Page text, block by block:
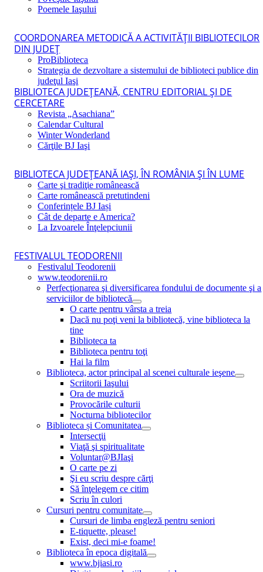
Poemele Iaşului
COORDONAREA METODICĂ A ACTIVITĂŢII BIBLIOTECILOR
DIN JUDEŢ
ProBiblioteca
Strategia de dezvoltare a sistemului de biblioteci publice din
judeţul Iaşi
BIBLIOTECA JUDEŢEANĂ, CENTRU EDITORIAL ŞI DE
CERCETARE
Revista „Asachiana”
Calendar Cultural
Winter Wonderland
Cărţile BJ Iaşi
BIBLIOTECA JUDEŢEANĂ IAŞI, ÎN ROMÂNIA ŞI ÎN LUME
Carte şi tradiţie românească
Carte românească pretutindeni
Conferințele BJ Iași
Cât de departe e America?
La Izvoarele Înţelepciunii
FESTIVALUL TEODORENII
Festivalul Teodorenii
www.teodorenii.ro
Perfecţionarea şi diversificarea fondului de documente şi a
serviciilor de bibliotecă
O carte pentru vârsta a treia
Dacă nu poţi veni la bibliotecă, vine biblioteca la
tine
Biblioteca ta
Biblioteca pentru toţi
Hai la film
Biblioteca, actor principal al scenei culturale ieşene
Scriitorii Iaşului
Ora de muzică
Provocările culturii
Nocturna bibliotecilor
Biblioteca și Comunitatea
Intersecţii
Viaţă şi spiritualitate
Voluntar@BJIaşi
O carte pe zi
Şi eu scriu despre cărţi
Să înţelegem ce citim
Scriu în culori
Cursuri pentru comunitate
Cursuri de limba engleză pentru seniori
E-tiquette, please!
Exist, deci mi-e foame!
Biblioteca în epoca digitală
www.bjiasi.ro